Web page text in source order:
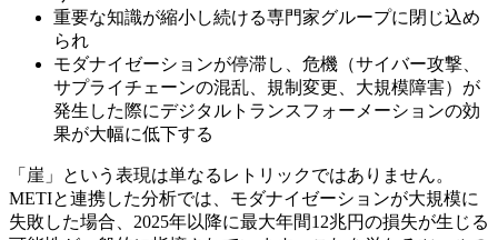
重要な知識が縮小し続ける専門家グループに閉じ込め
られ
モダナイゼーションが停滞し、危機（サイバー攻撃、
サプライチェーンの混乱、規制変更、大規模障害）が
発生した際にデジタルトランスフォーメーションの効
果が大幅に低下する
「崖」という表現は単なるレトリックではありません。
METIと連携した分析では、モダナイゼーションが大規模に
失敗した場合、2025年以降に最大年間12兆円の損失が生じる